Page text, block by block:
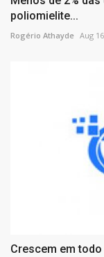
poliomielite...
Rogério Athayde Aug
Crescem em